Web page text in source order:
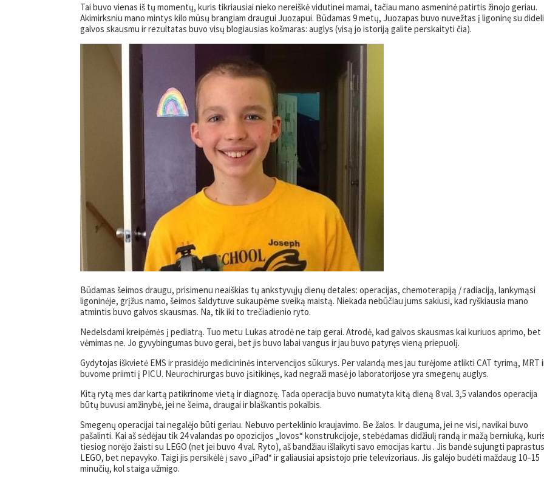
Tai buvo vienas iš tų momentų, kuris tikriausiai nieko nereiškė vidutinei mamai, tačiau mano asmeninė patirtis žinojo geriau.
Akimirksniu mano mintys kilo mūsų brangiam draugui Juozapui. Būdamas 9 metų, Juozapas buvo nuvežtas į ligoninę su
galvos skausmu ir rezultatas buvo visų blogiausias košmaras: auglys (visą jo istoriją galite perskaityti čia).
Būdamas šeimos draugu, prisimenu neaiškias tų ankstyvųjų dienų detales: operacijas, chemoterapiją / radiaciją, lankymąsi
ligoninėje, grįžus namo, šeimos šaldytuve sukaupėme sveiką maistą. Niekada nebūčiau jums sakiusi, kad ryškiausia mano
atmintis buvo galvos skausmas. Na, tik iki to trečiadienio ryto.
Nedelsdami kreipėmės į pediatrą. Tuo metu Lukas atrodė ne taip gerai. Atrodė, kad galvos skausmas kai kuriuos aprimo, bet
vėmimas ne. Jo gyvybingumas buvo gerai, bet jis buvo labai vangus ir jau buvo patyręs vieną priepuolį.
Gydytojas iškvietė EMS ir prasidėjo medicininės intervencijos sūkurys. Per valandą mes jau turėjome atlikti CAT tyrimą, MRT
buvome priimti į PICU. Neurochirurgas buvo įsitikinęs, kad negraži masė jo laboratorijose yra smegenų auglys.
Kitą rytą mes dar kartą patikrinome vietą ir diagnozę. Tada operacija buvo numatyta kitą dieną 8 val. 3,5 valandos operacija
būtų buvusi amžinybė, jei ne šeima, draugai ir blaškantis pokalbis.
Smegenų operacijai tai negalėjo būti geriau. Nebuvo perteklinio kraujavimo. Be žalos. Ir dauguma, jei ne visi, navikai buvo
pašalinti. Kai aš sėdėjau tik 24 valandas po opozicijos „lovos“ konstrukcijoje, stebėdamas didžiulį randą ir mažą berniuką,
tiesiog norėjo žaisti su LEGO (net jei buvo 4 val. Ryto), aš bandžiau išlaikyti savo emocijas kartu . Jis bandė sujungti paprastus
LEGO, bet nepavyko. Taigi jis persikėlė į savo „iPad“ ir galiausiai apsistojo prie televizoriaus. Jis galėjo budėti maždaug 10–15
minučių, kol staiga užmigo.